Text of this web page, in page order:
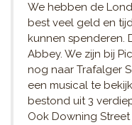
We hebben de
best veel geld en
kunnen spenderen.
Abbey. We zijn bij
nog naar Trafalger
een musical te
bestond uit 3
Ook Downing